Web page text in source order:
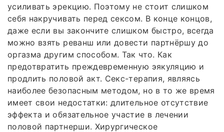
усиливать эрекцию. Поэтому не стоит слишком
себя накручивать перед сексом. В конце концов,
даже если вы закончите слишком быстро, всегда
можно взять реванш или довести партнёршу до
оргазма другим способом. Так что. Как
предотвратить преждевременную эякуляцию и
продлить половой акт. Секс-терапия, являясь
наиболее безопасным методом, но в то же время
имеет свои недостатки: длительное отсутствие
эффекта и обязательное участие в лечении
половой партнерши. Хирургическое